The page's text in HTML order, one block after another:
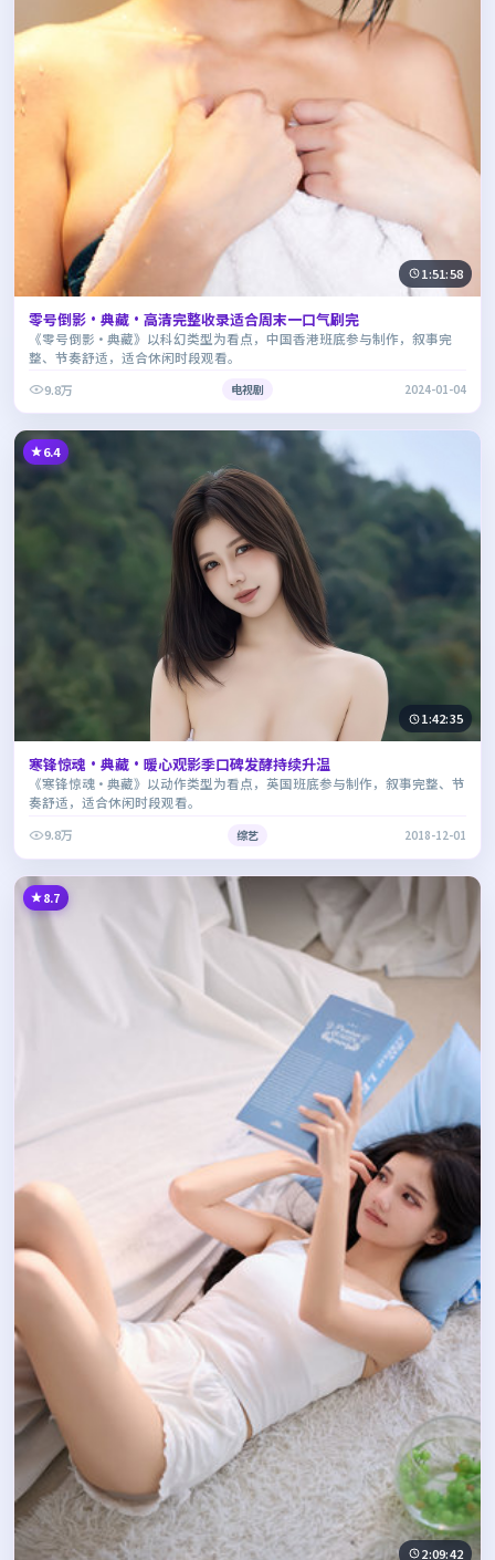
1:51:58
零号倒影·典藏·高清完整收录适合周末一口气刷完
《零号倒影·典藏》以科幻类型为看点，中国香港班底参与制作，叙事完
整、节奏舒适，适合休闲时段观看。
9.8万
电视剧 2024-01-04
6.4
1:42:35
寒锋惊魂·典藏·暖心观影季口碑发酵持续升温
《寒锋惊魂·典藏》以动作类型为看点，英国班底参与制作，叙事完整、节
奏舒适，适合休闲时段观看。
9.8万
综艺 2018-12-01
8.7
2:09:42